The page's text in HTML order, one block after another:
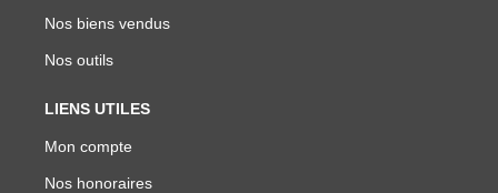
Nos biens vendus
Nos outils
LIENS UTILES
Mon compte
Nos honoraires